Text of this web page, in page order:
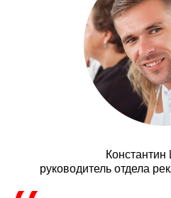
руководитель отдела